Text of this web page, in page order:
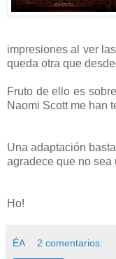
impresiones al ver
queda otra que
Fruto de ello es
Naomi Scott me han
Una adaptación
agradece que no sea
Ho!
ÉA 2 comentarios: